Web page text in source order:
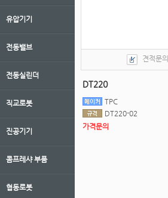
유압기기
전동밸브
전동실린더
직교로봇
진공기기
콤프레샤 부품
협동로봇
견적문의
DT220
TPC
DT220-02
가격문의